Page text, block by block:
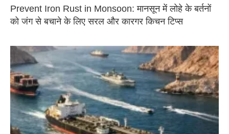
Prevent Iron Rust in Monsoon: मानसून में लोहे के बर्तनों
को जंग से बचाने के लिए सरल और कारगर किचन टिप्स